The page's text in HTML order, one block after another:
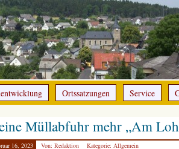
Ortssatzungen Service
Müllabfuhr mehr „Am
16, 2023 Von: Redaktion Kategorie: Allgemein